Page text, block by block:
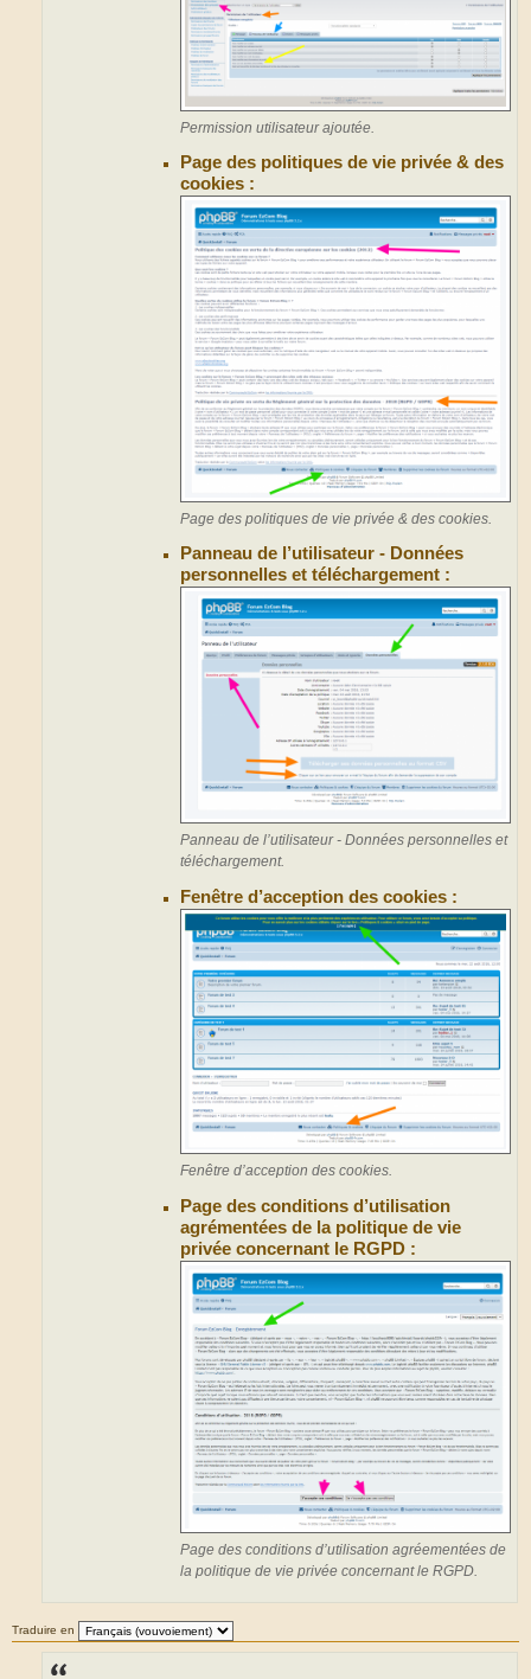
Permission utilisateur ajoutée.
Page des politiques de vie privée & des
cookies :
Page des politiques de vie privée & des cookies.
Panneau de l’utilisateur - Données
personnelles et téléchargement :
Panneau de l’utilisateur - Données personnelles et
téléchargement.
Fenêtre d’acception des cookies :
Fenêtre d’acception des cookies.
Page des conditions d’utilisation
agrémentées de la politique de vie
privée concernant le RGPD :
Page des conditions d’utilisation agréementées de
la politique de vie privée concernant le RGPD.
Traduire en